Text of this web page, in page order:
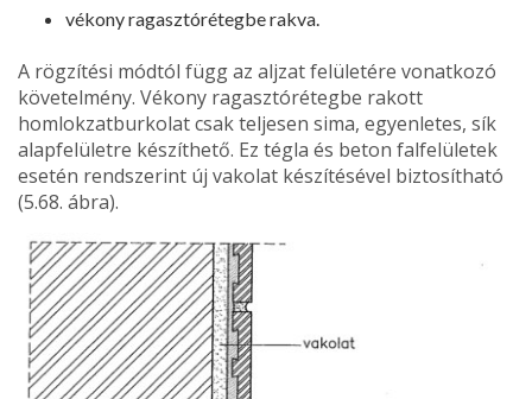
vékony ragasztórétegbe rakva.
A rögzítési módtól függ az aljzat felületére vonatkozó
kö­vetelmény. Vékony ragasztórétegbe rakott
homlokzatburkolat csak teljesen sima, egyenletes, sík
alapfelületre készíthe­tő. Ez tégla és beton falfelületek
esetén rendszerint új vako­lat készítésével biztosítható
(5.68. ábra).